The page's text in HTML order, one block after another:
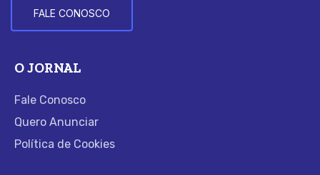
FALE CONOSCO
O JORNAL
Fale Conosco
Quero Anunciar
Política de Cookies